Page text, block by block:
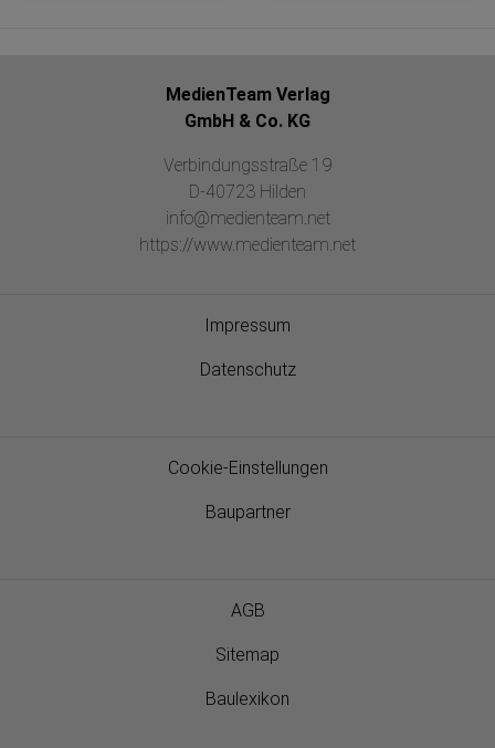
MedienTeam Verlag
GmbH & Co. KG
Verbindungsstraße 19
D-40723 Hilden
info@medienteam.net
https://www.medienteam.net
Impressum
Datenschutz
Cookie-Einstellungen
Baupartner
AGB
Sitemap
Baulexikon